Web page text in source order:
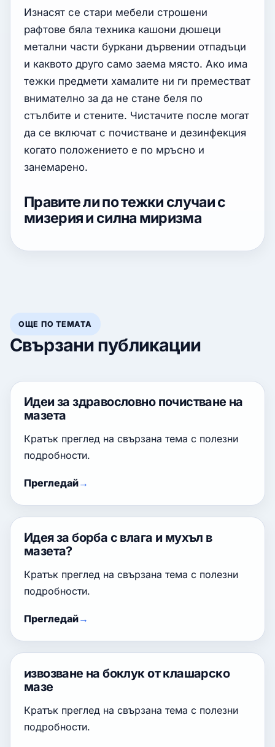
Изнасят се стари мебели строшени
рафтове бяла техника кашони дюшеци
метални части буркани дървении отпадъци
и каквото друго само заема място. Ако има
тежки предмети хамалите ни ги преместват
внимателно за да не стане беля по
стълбите и стените. Чистачите после могат
да се включат с почистване и дезинфекция
когато положението е по мръсно и
занемарено.
Правите ли по тежки случаи с
мизерия и силна миризма
ОЩЕ ПО ТЕМАТА
Свързани публикации
Идеи за здравословно почистване на
мазета
Кратък преглед на свързана тема с полезни
подробности.
Прегледай
Идея за борба с влага и мухъл в
мазета?
Кратък преглед на свързана тема с полезни
подробности.
Прегледай
извозване на боклук от клашарско
мазе
Кратък преглед на свързана тема с полезни
подробности.